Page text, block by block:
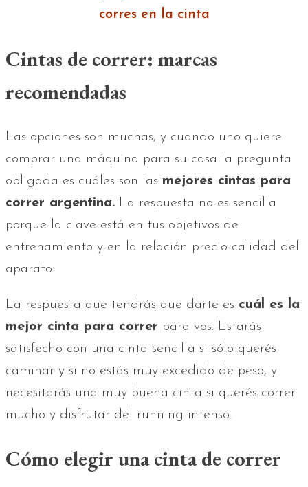
corres en la cinta
Cintas de correr: marcas
recomendadas
Las opciones son muchas, y cuando uno quiere
comprar una máquina para su casa la pregunta
obligada es cuáles son las mejores cintas para
correr argentina. La respuesta no es sencilla
porque la clave está en tus objetivos de
entrenamiento y en la relación precio-calidad del
aparato.
La respuesta que tendrás que darte es cuál es la
mejor cinta para correr para vos. Estarás
satisfecho con una cinta sencilla si sólo querés
caminar y si no estás muy excedido de peso, y
necesitarás una muy buena cinta si querés correr
mucho y disfrutar del running intenso.
Cómo elegir una cinta de correr